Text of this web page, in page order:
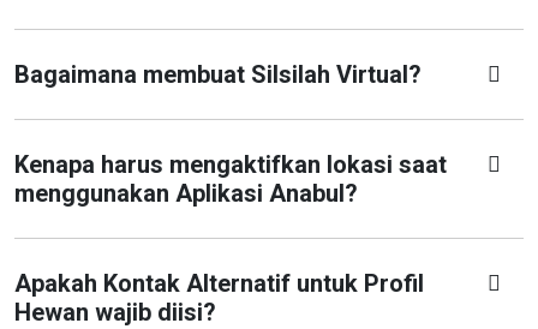
Bagaimana membuat Silsilah Virtual?
Kenapa harus mengaktifkan lokasi saat
menggunakan Aplikasi Anabul?
Apakah Kontak Alternatif untuk Profil
Hewan wajib diisi?